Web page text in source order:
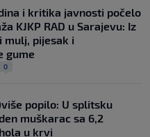
i kritika javnosti počelo
KJKP RAD u Sarajevu: Iz
mulj, pijesak i
gume
0
popilo: U splitsku
muškarac sa 6,2
u krvi